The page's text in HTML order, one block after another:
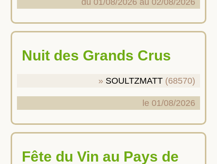
du 01/08/2026 au 02/08/2026
Nuit des Grands Crus
SOULTZMATT (68570)
le 01/08/2026
Fête du Vin au Pays de